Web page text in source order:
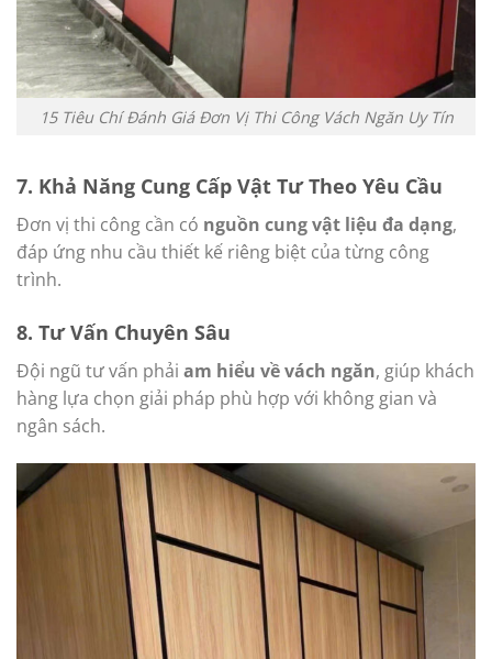
15 Tiêu Chí Đánh Giá Đơn Vị Thi Công Vách Ngăn Uy Tín
7. Khả Năng Cung Cấp Vật Tư Theo Yêu Cầu
Đơn vị thi công cần có nguồn cung vật liệu đa dạng,
đáp ứng nhu cầu thiết kế riêng biệt của từng công
trình.
8. Tư Vấn Chuyên Sâu
Đội ngũ tư vấn phải am hiểu về vách ngăn, giúp khách
hàng lựa chọn giải pháp phù hợp với không gian và
ngân sách.